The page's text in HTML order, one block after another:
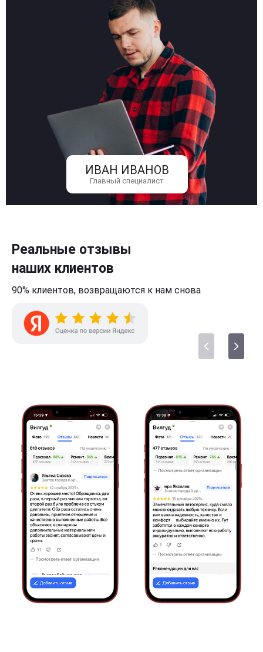
ИВАН ИВАНОВ
Главный специалист
Реальные отзывы
наших клиентов
90% клиентов, возвращаются к нам снова